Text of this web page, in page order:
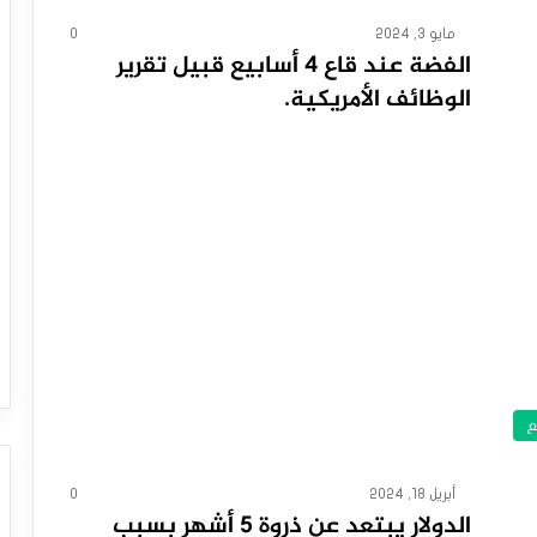
مايو 3, 2024 0
الفضة عند قاع 4 أسابيع قبيل تقرير
الوظائف الأمريكية.
أبريل 18, 2024 0
الدولار يبتعد عن ذروة 5 أشهر بسبب